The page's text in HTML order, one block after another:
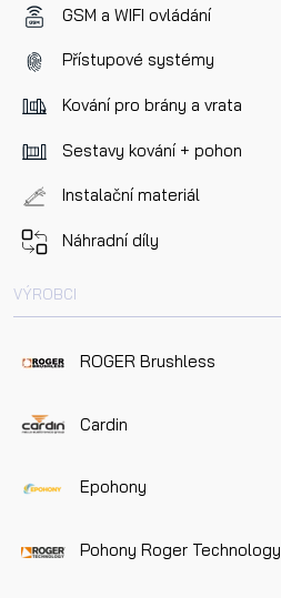
GSM a WIFI ovládání
Přístupové systémy
Kování pro brány a vrata
Sestavy kování + pohon
Instalační materiál
Náhradní díly
VÝROBCI
ROGER Brushless
Cardin
Epohony
Pohony Roger Technology